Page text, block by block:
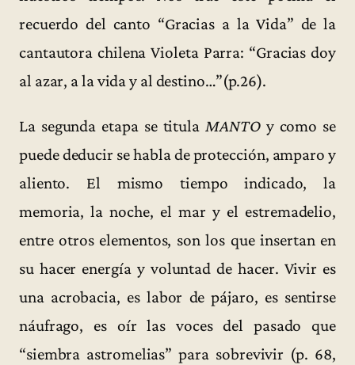
recuerdo del canto “Gracias a la Vida” de la
cantautora chilena Violeta Parra: “Gracias doy
al azar, a la vida y al destino…”(p.26).
La segunda etapa se titula MANTOy como se
puede deducir se habla de protección, amparo y
aliento. El mismo tiempo indicado, la
memoria, la noche, el mar y el estremadelio,
entre otros elementos, son los que insertan en
su hacer energía y voluntad de hacer. Vivir es
una acrobacia, es labor de pájaro, es sentirse
náufrago, es oír las voces del pasado que
“siembra astromelias” para sobrevivir (p. 68,